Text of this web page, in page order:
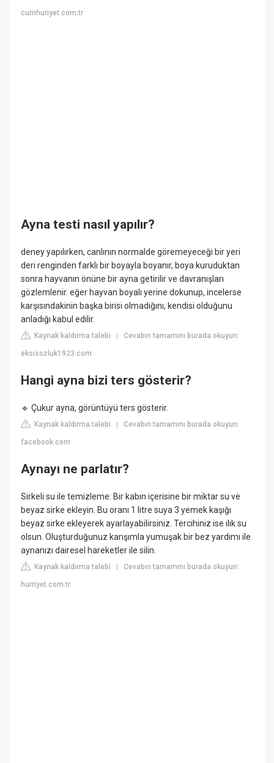
cumhuriyet.com.tr
Ayna testi nasıl yapılır?
deney yapılırken, canlının normalde göremeyeceği bir yeri
deri renginden farklı bir boyayla boyanır, boya kuruduktan
sonra hayvanın önüne bir ayna getirilir ve davranışları
gözlemlenir. eğer hayvan boyalı yerine dokunup, incelerse
karşısındakinin başka birisi olmadığını, kendisi olduğunu
anladığı kabul edilir.
Kaynak kaldırma talebi |Cevabın tamamını burada okuyun:
eksisozluk1923.com
Hangi ayna bizi ters gösterir?
🔹 Çukur ayna, görüntüyü ters gösterir.
Kaynak kaldırma talebi |Cevabın tamamını burada okuyun:
facebook.com
Aynayı ne parlatır?
Sirkeli su ile temizleme: Bir kabın içerisine bir miktar su ve
beyaz sirke ekleyin. Bu oranı 1 litre suya 3 yemek kaşığı
beyaz sirke ekleyerek ayarlayabilirsiniz. Tercihiniz ise ılık su
olsun. Oluşturduğunuz karışımla yumuşak bir bez yardımı ile
aynanızı dairesel hareketler ile silin.
Kaynak kaldırma talebi |Cevabın tamamını burada okuyun:
hurriyet.com.tr